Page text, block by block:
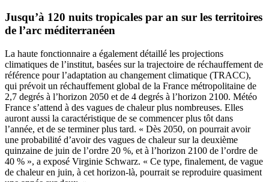
Jusqu’à 120 nuits tropicales par an sur les territoires
de l’arc méditerranéen
La haute fonctionnaire a également détaillé les projections
climatiques de l’institut, basées sur la trajectoire de réchauffement de
référence pour l’adaptation au changement climatique (TRACC),
qui prévoit un réchauffement global de la France métropolitaine de
2,7 degrés à l’horizon 2050 et de 4 degrés à l’horizon 2100. Météo
France s’attend à des vagues de chaleur plus nombreuses. Elles
auront aussi la caractéristique de se commencer plus tôt dans
l’année, et de se terminer plus tard. « Dès 2050, on pourrait avoir
une probabilité d’avoir des vagues de chaleur sur la deuxième
quinzaine de juin de l’ordre 20 %, et à l’horizon 2100 de l’ordre de
40 % », a exposé Virginie Schwarz. « Ce type, finalement, de vague
de chaleur en juin, à cet horizon-là, pourrait se reproduire quasiment